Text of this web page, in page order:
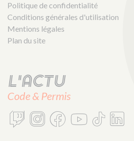
Politique de confidentialité
Conditions générales d'utilisation
Mentions légales
Plan du site
L'actu
Code & Permis